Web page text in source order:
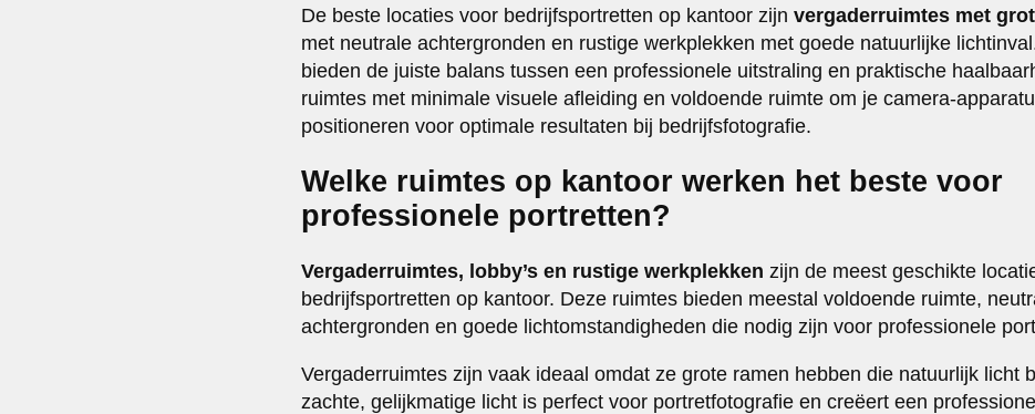
De beste locaties voor bedrijfsportretten op kantoor zijn vergaderruimtes met
met neutrale achtergronden en rustige werkplekken met goede natuurlijke
bieden de juiste balans tussen een professionele uitstraling en praktische
ruimtes met minimale visuele afleiding en voldoende ruimte om je camera-
positioneren voor optimale resultaten bij bedrijfsfotografie.
Welke ruimtes op kantoor werken het beste voor
professionele portretten?
Vergaderruimtes, lobby’s en rustige werkplekken zijn de meest geschikte
bedrijfsportretten op kantoor. Deze ruimtes bieden meestal voldoende ruimte,
achtergronden en goede lichtomstandigheden die nodig zijn voor professionele
Vergaderruimtes zijn vaak ideaal omdat ze grote ramen hebben die natuurlijk licht
zachte, gelijkmatige licht is perfect voor portretfotografie en creëert een